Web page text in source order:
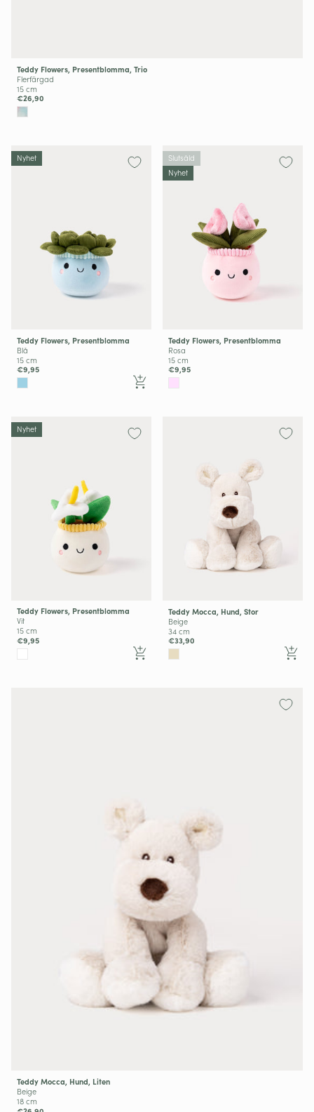
Teddy Flowers, Presentblomma, Trio
Flerfärgad
15 cm
€26,90
Nyhet
Teddy Flowers, Presentblomma
Blå
15 cm
€9,95
Slutsåld
Nyhet
Teddy Flowers, Presentblomma
Rosa
15 cm
€9,95
Nyhet
Teddy Flowers, Presentblomma
Vit
15 cm
€9,95
Teddy Mocca, Hund, Stor
Beige
34 cm
€33,90
Teddy Mocca, Hund, Liten
Beige
18 cm